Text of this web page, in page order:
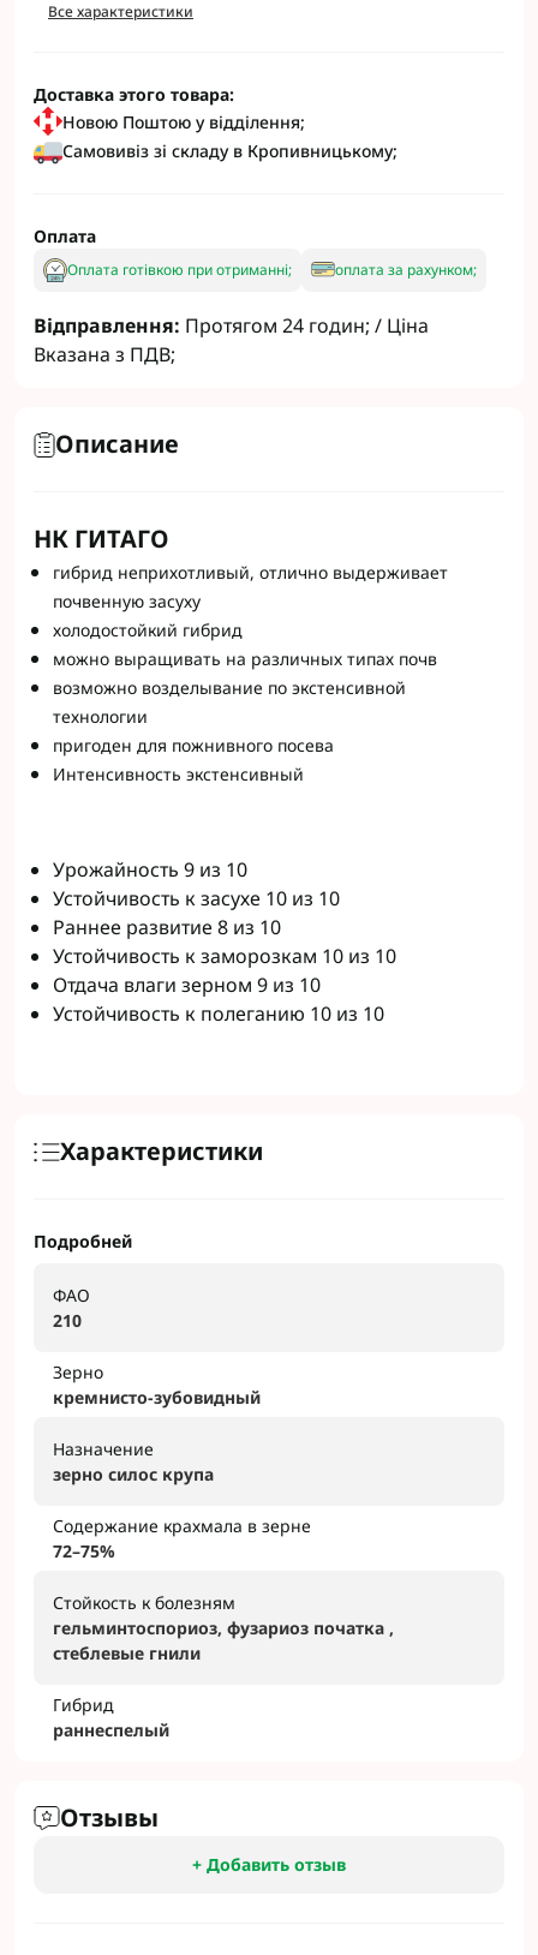
Все характеристики
Доставка этого товара:
Новою Поштою у відділення;
Самовивіз зі складу в Кропивницькому;
Оплата
Оплата готівкою при отриманні; оплата за рахунком;
Відправлення: Протягом 24 годин; / Ціна
Вказана з ПДВ;
Описание
НК ГИТАГО
гибрид неприхотливый, отлично выдерживает
почвенную засуху
холодостойкий гибрид
можно выращивать на различных типах почв
возможно возделывание по экстенсивной
технологии
пригоден для пожнивного посева
Интенсивность экстенсивный
Урожайность 9 из 10
Устойчивость к засухе 10 из 10
Раннее развитие 8 из 10
Устойчивость к заморозкам 10 из 10
Отдача влаги зерном 9 из 10
Устойчивость к полеганию 10 из 10
Характеристики
Подробней
ФАО
210
Зерно
кремнисто-зубовидный
Назначение
зерно силос крупа
Содержание крахмала в зерне
72–75%
Стойкость к болезням
гельминтоспориоз, фузариоз початка ,
стеблевые гнили
Гибрид
раннеcпелый
Отзывы
+ Добавить отзыв